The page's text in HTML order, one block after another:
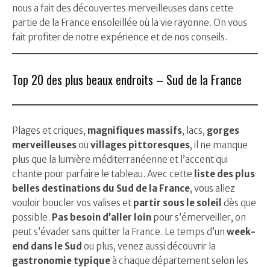
nous a fait des découvertes merveilleuses dans cette
partie de la France ensoleillée où la vie rayonne. On vous
fait profiter de notre expérience et de nos conseils.
Top 20 des plus beaux endroits – Sud de la France
Plages et criques, magnifiques massifs, lacs, gorges
merveilleusesou villages pittoresques, il ne manque
plus que la lumière méditerranéenne et l’accent qui
chante pour parfaire le tableau. Avec cette liste des plus
belles destinations du Sud de la France, vous allez
vouloir boucler vos valises et partir sous le soleil dès que
possible. Pas besoin d’aller loin pour s’émerveiller, on
peut s’évader sans quitter la France. Le temps d’un week-
end dans le Sud ou plus, venez aussi découvrir la
gastronomie typiqueà chaque département selon les